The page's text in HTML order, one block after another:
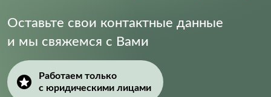
Оставьте свои контактные данные
и мы свяжемся с Вами
Работаем только
с юридическими лицами